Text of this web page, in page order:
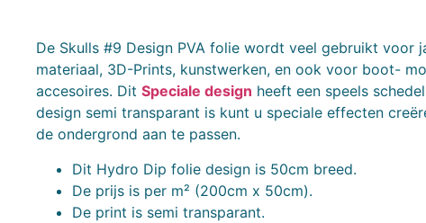
De Skulls #9 Design PVA folie wordt veel gebruikt voor
materiaal, 3D-Prints, kunstwerken, en ook voor boot-
accesoires. Dit Speciale design heeft een speels
design semi transparant is kunt u speciale effecten
de ondergrond aan te passen.
Dit Hydro Dip folie design is 50cm breed.
De prijs is per m² (200cm x 50cm).
De print is semi transparant.